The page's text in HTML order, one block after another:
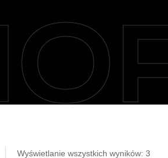
Wyświetlanie wszystkich wyników: 3